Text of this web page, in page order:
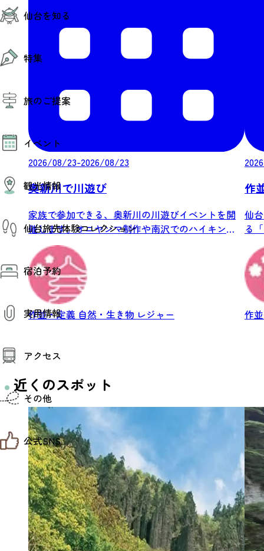
モデルコース
エリアガイド
お得なチケット
仙台を知る
エリアガイド
仙台から行く東北周遊旅
伝統的工芸品
特集
夜時間トピックス
旅のご提案
AIおまかせコース
オリジナルプラン
みんなの旅行記
イベント
その他イベント情報（音楽・展示会）
スポーツ情報
コンベンション情報
観光情報
観光スポット
温泉
季節のイベント
プロスポーツチーム・プロオーケストラ
仙台の銘品
仙台夜時間
宿泊施設
仙台観光マップ
仙台旅先体験コレクション
仙台旅先体験コレクション
体験プログラム検索（予約）
体験事業者からのお知らせ
体験トピックス
体験事業者
宿泊予約
宿泊予約
実用情報
お役立ち情報
仙台観光マップ
アクセス
仙台までの経路検索
市内の交通情報
お得なチケット
その他
お知らせ
お問い合わせ
教育旅行
観光マップ
せんだい旅日和とは
サイト利用規約
プライバシーポリシー
サイトマップ
仙臺写真館フォトギャラリー
公式SNS
せんだい旅日和 X
せんだい旅日和 Instagram
せんだい旅日和 Facebook
仙台旅先体験コレクション Facebook
仙台旅先体験コレクション Instagaram
2026/08/23-2026/08/23
奥新川で川遊び
家族で参加できる、奥新川の川遊びイベントを開
催します。オニヤンマ制作や南沢でのハイキン
グ、河原...
作並・定義 自然・生き物 レジャー
作
仙
る
た
作
近くのスポット